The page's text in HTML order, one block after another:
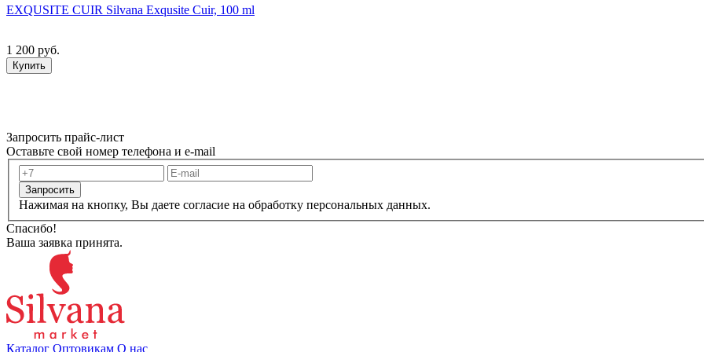
EXQUSITE CUIR Silvana Exqusite Cuir, 100 ml
1 200 руб.
Купить
Запросить прайс-лист
Оставьте свой номер телефона и e-mail
Запросить
Нажимая на кнопку, Вы даете согласие на обработку персональных данных.
Спасибо!
Ваша заявка принята.
Каталог Оптовикам О нас